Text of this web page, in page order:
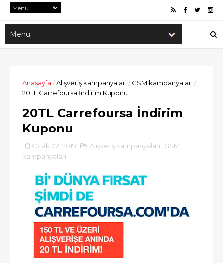
Anasayfa /Alışveriş kampanyaları / GSM kampanyaları /
20TL Carrefoursa İndirim Kuponu
20TL Carrefoursa İndirim
Kuponu
Ocak 02, 2019 Alışveriş kampanyaları
GSM
kampanyaları